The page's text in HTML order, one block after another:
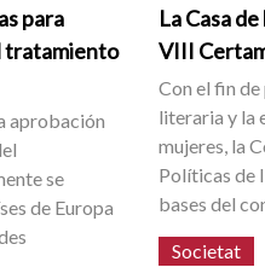
para
tratamiento
aprobación
se
de Europa
La Casa
VIII
Con el fin
literaria y la
mujeres, la
Políticas de
bases del
Societat